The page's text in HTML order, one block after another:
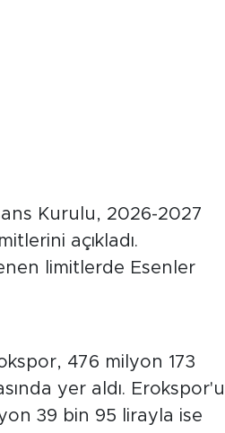
Kurulu, 2026-2027
açıkladı.
limitlerde Esenler
476 milyon 173
yer aldı. Erokspor'u
39 bin 95 lirayla ise